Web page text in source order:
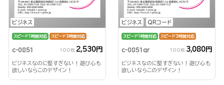
ビジネス
スピード1時間対応 スピード3時間対応
c-0851 100枚 2,530円
ビジネスなのに堅すぎない！遊び心も
欲しいならこのデザイン！
ビジネス QRコード
スピード1時間対応 スピード3時間対応
c-0851qr 100枚 3,080円
ビジネスなのに堅すぎない！遊び心も
欲しいならこのデザイン！